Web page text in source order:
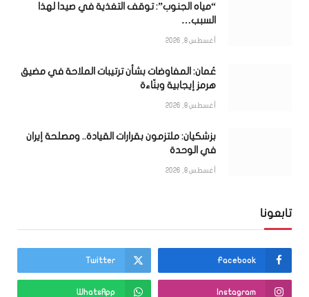
“مياه الجنوب”: توقف التغذية في صيدا لهذا
السبب…
أغسطس 8, 2026
عُمان: المفاوضات بشأن ترتيبات الملاحة في مضيق
هرمز إيجابية وبنّاءة
أغسطس 8, 2026
بزشكيان: ملتزمون بقرارات القيادة.. ومصلحة إيران
في الوحدة
أغسطس 8, 2026
تابعونا
Facebook
Twitter
Instagram
WhatsApp